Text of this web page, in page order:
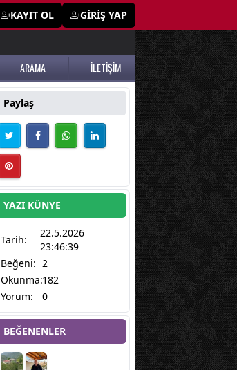
KAYIT OL GİRİŞ YAP
ARAMA İLETİŞİM
Paylaş
YAZI KÜNYE
Tarih:
22.5.2026
23:46:39
Beğeni: 2
Okunma:182
Yorum:
0
BEĞENENLER